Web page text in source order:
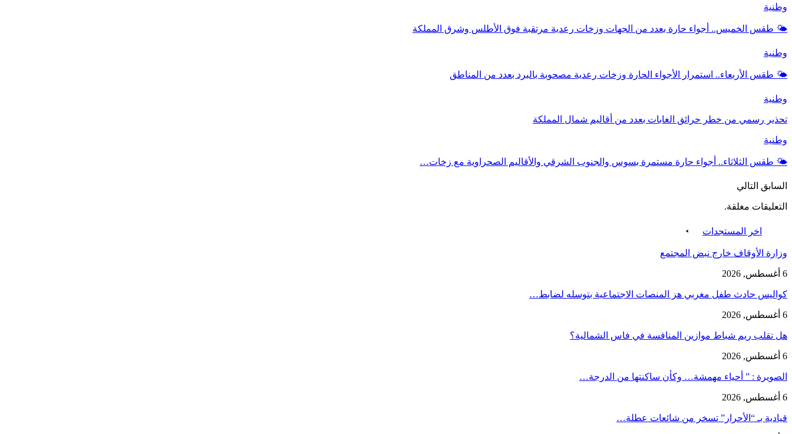
وطنية
🌤️ طقس الخميس.. أجواء حارة بعدد من الجهات وزخات رعدية مرتقبة فوق الأطلس وشرق المملكة
وطنية
🌤️ طقس الأربعاء.. استمرار الأجواء الحارة وزخات رعدية مصحوبة بالبرد بعدد من المناطق
وطنية
تحذير رسمي من خطر حرائق الغابات بعدد من أقاليم شمال المملكة
وطنية
🌤️ طقس الثلاثاء.. أجواء حارة مستمرة بسوس والجنوب الشرقي والأقاليم الصحراوية مع زخات…
السابق التالي
التعليقات مغلقة.
اخر المستجدات
وزارة الأوقاف خارج نبض المجتمع
6 أغسطس, 2026
كواليس حادث طفل مغربي هز المنصات الاجتماعية بتوسله لضابط…
6 أغسطس, 2026
هل تقلب ريم شباط موازين المنافسة في فاس الشمالية؟
6 أغسطس, 2026
الصويرة : ” أحياء مهمشة… وكأن ساكنتها من الدرجة…
6 أغسطس, 2026
قيادية بـ “الأحرار” تسخر من شائعات عطلة…